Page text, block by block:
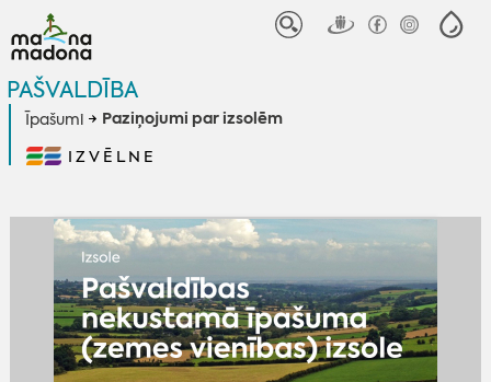
PAŠVALDĪBA
Īpašumi Paziņojumi par izsolēm
IZVĒLNE